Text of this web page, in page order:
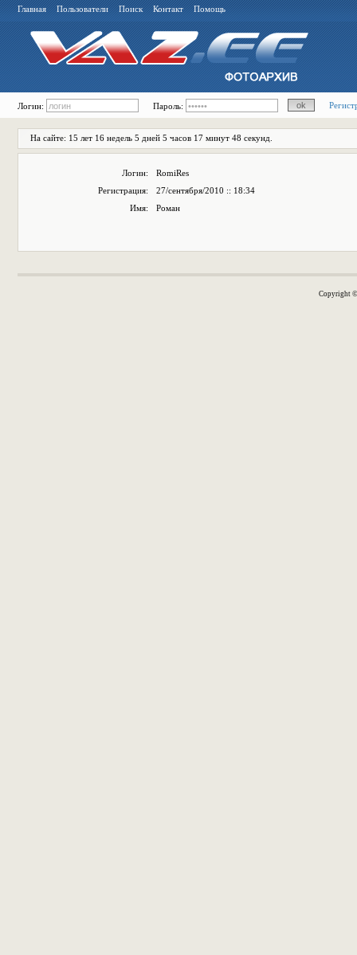
Главная Пользователи Поиск Контакт Помощь
Логин: Пароль:
На сайте: 15 лет 16 недель 5 дней 5 часов 17 минут 48 секунд.
Логин:
RomiRes
Регистрация:
27/сентября/2010 :: 18:34
Имя:
Роман
Copyright